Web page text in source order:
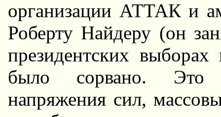
организации АТТАК и
Роберту Hайдеру (он
президентских
было сорвано. Это
напряжения сил,